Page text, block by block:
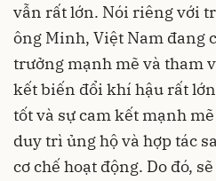
vẫn rất lớn. Nói riêng với
ông Minh, Việt Nam đang
trưởng mạnh mẽ và tham
kết biến đổi khí hậu rất
tốt và sự cam kết mạnh
duy trì ủng hộ và hợp tác
cơ chế hoạt động. Do đó,